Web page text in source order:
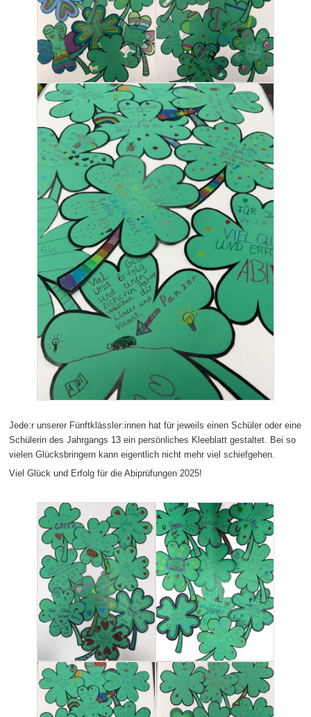
Jede:r unserer Fünftklässler:innen hat für jeweils einen Schüler oder eine
Schülerin des Jahrgangs 13 ein persönliches Kleeblatt gestaltet. Bei so
vielen Glücksbringern kann eigentlich nicht mehr viel schiefgehen.
Viel Glück und Erfolg für die Abiprüfungen 2025!